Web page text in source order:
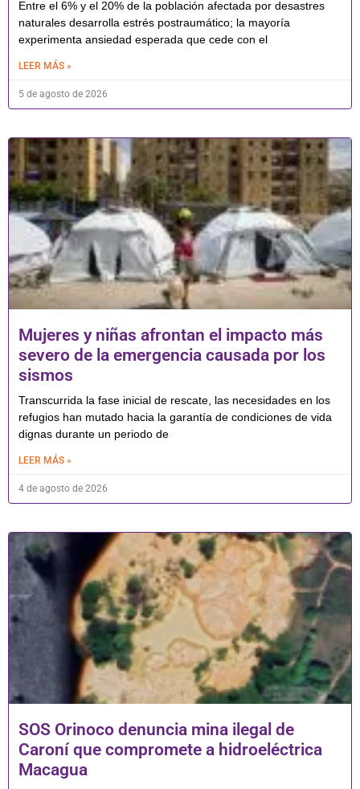
Entre el 6% y el 20% de la población afectada por desastres
naturales desarrolla estrés postraumático; la mayoría
experimenta ansiedad esperada que cede con el
LEER MÁS »
5 de agosto de 2026
Mujeres y niñas afrontan el impacto más
severo de la emergencia causada por los
sismos
Transcurrida la fase inicial de rescate, las necesidades en los
refugios han mutado hacia la garantía de condiciones de vida
dignas durante un periodo de
LEER MÁS »
4 de agosto de 2026
SOS Orinoco denuncia mina ilegal de
Caroní que compromete a hidroeléctrica
Macagua